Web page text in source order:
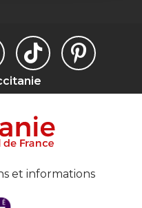
et informations